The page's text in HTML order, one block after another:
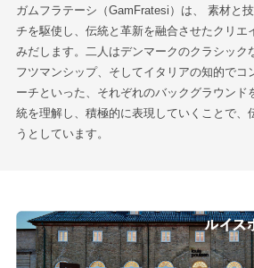
ガムフラテーシ（GamFratesi）は、 素材と
チを駆使し、伝統と革新を融合させたクリエ
みだします。二人はデンマークのクラシック
フツマンシップ、そしてイタリアの知的でコ
ーチといった、それぞれのバックグラウンド
統を理解し、積極的に表現していくことで、
うとしています。